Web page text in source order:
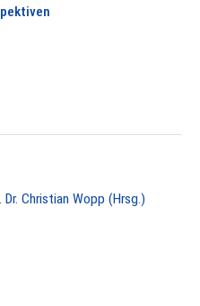
Christian Wopp (Hrsg.)